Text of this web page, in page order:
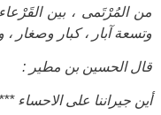
من المُرْتَمى ، بين
وتسعة آبار ، كبار وصغار ،
قال الحسين بن مطير :
أين جيراننا على الاحساء